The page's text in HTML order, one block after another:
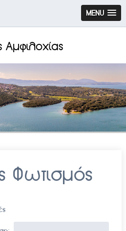
MENU
Αμφιλοχίας
Φωτισμός